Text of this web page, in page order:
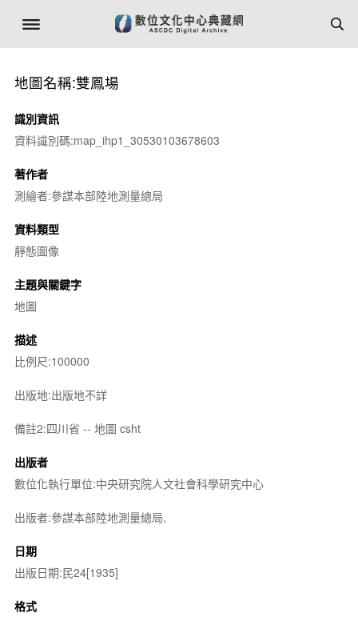
地圖名稱:雙鳳場
識別資訊
資料識別碼:map_ihp1_30530103678603
著作者
測繪者:參謀本部陸地測量總局
資料類型
靜態圖像
主題與關鍵字
地圖
描述
比例尺:100000
出版地:出版地不詳
備註2:四川省 -- 地圖 csht
出版者
數位化執行單位:中央研究院人文社會科學研究中心
出版者:參謀本部陸地測量總局,
日期
出版日期:民24[1935]
格式